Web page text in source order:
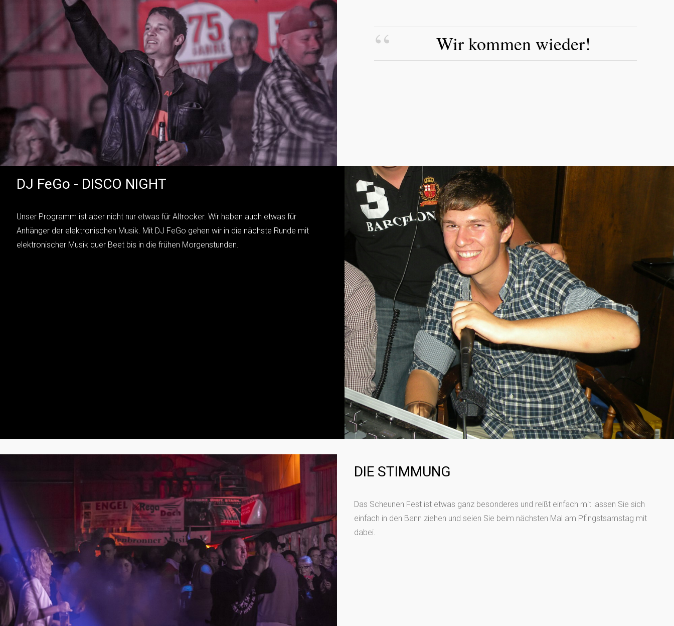
Wir kommen wieder!
DJ FeGo - DISCO NIGHT
Unser Programm ist aber nicht nur etwas für Altrocker. Wir haben auch etwas für
Anhänger der elektronischen Musik. Mit DJ FeGo gehen wir in die nächste Runde mit
elektronischer Musik quer Beet bis in die frühen Morgenstunden.
DIE STIMMUNG
Das Scheunen Fest ist etwas ganz besonderes und reißt einfach mit lassen Sie sich
einfach in den Bann ziehen und seien Sie beim nächsten Mal am Pfingstsamstag mit
dabei.